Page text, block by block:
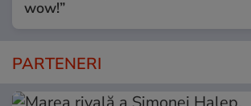
wow!”
PARTENERI